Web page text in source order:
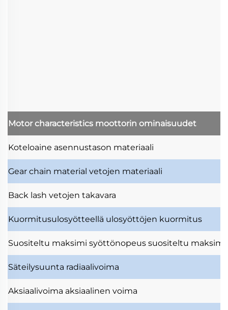
Motor characteristics moottorin ominaisuudet
Koteloaine asennustason materiaali
Gear chain material vetojen materiaali
Back lash vetojen takavara
Kuormitusulosyötteellä ulosyöttöjen kuormitus
Suositeltu maksimi syöttönopeus suositeltu
Säteilysuunta radiaalivoima
Aksiaalivoima aksiaalinen voima